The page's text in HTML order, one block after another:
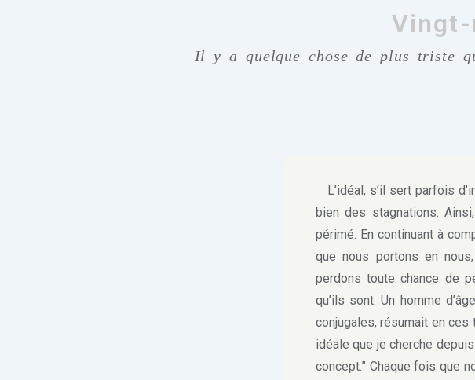
Vingt-
Il y a quelque chose de plus triste
L’idéal, s’il sert parfois
bien des stagnations.
périmé. En continuant à
que nous portons en
perdons toute chance de
qu’ils sont. Un homme
conjugales, résumait en ces
idéale que je cherche
concept.” Chaque fois que